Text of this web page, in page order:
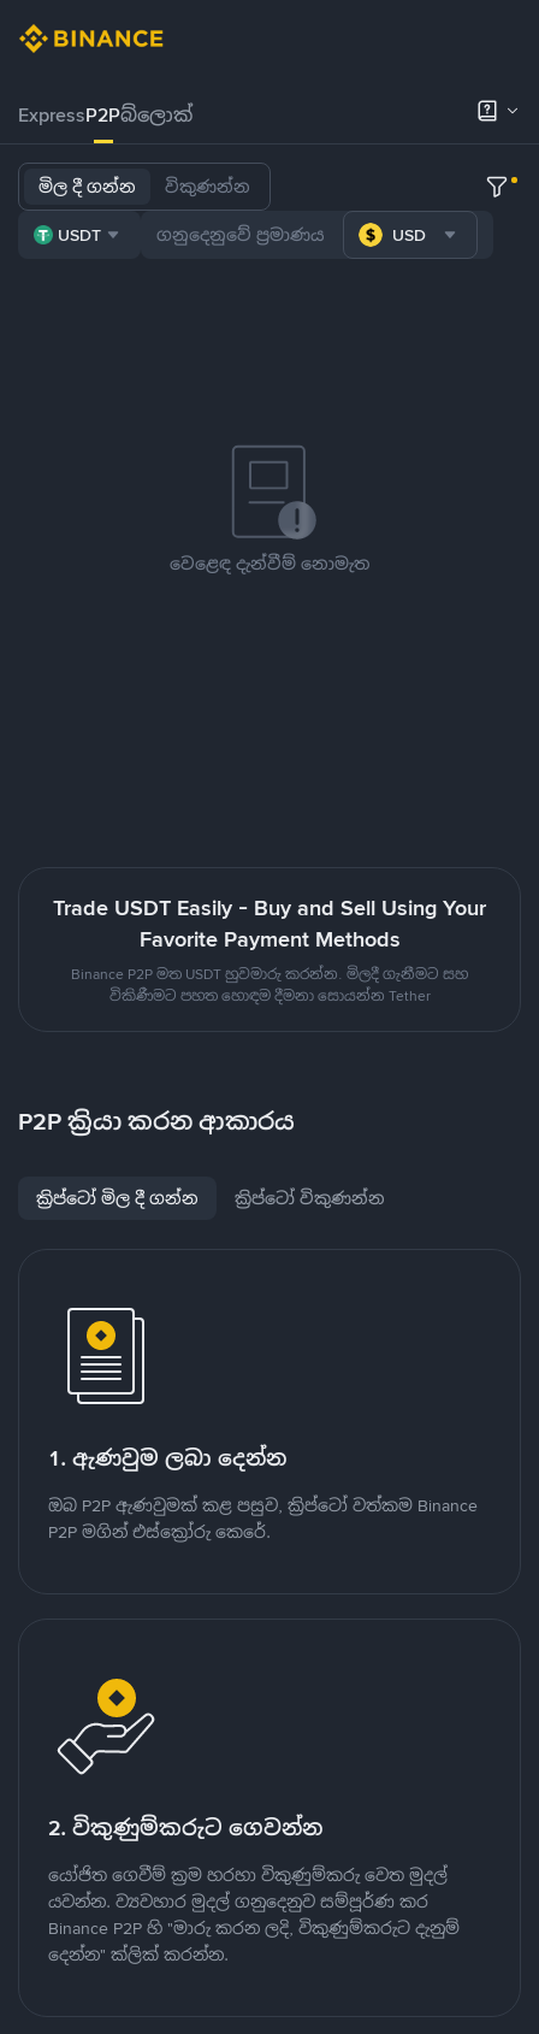
ExpressP2Pබ්ලොක්
මිල දී ගන්න විකුණන්න
USDT USD
වෙළෙඳ දැන්වීම් නොමැත
Trade USDT Easily - Buy and Sell Using Your
Favorite Payment Methods
Binance P2P මත USDT හුවමාරු කරන්න. මිලදී ගැනීමට සහ
විකිණීමට පහත හොඳම දීමනා සොයන්න Tether
P2P ක්‍රියා කරන ආකාරය
ක්‍රිප්ටෝ මිල දී ගන්න ක්‍රිප්ටෝ විකුණන්න
1. ඇණවුම ලබා දෙන්න
ඔබ P2P ඇණවුමක් කළ පසුව, ක්‍රිප්ටෝ වත්කම Binance
P2P මගින් එස්ක්‍රෝරු කෙරේ.
2. විකුණුම්කරුට ගෙවන්න
යෝජිත ගෙවීම් ක්‍රම හරහා විකුණුම්කරු වෙත මුදල්
යවන්න. ව්‍යවහාර මුදල් ගනුදෙනුව සම්පූර්ණ කර
Binance P2P හි "මාරු කරන ලදි, විකුණුම්කරුට දැනුම්
දෙන්න" ක්ලික් කරන්න.